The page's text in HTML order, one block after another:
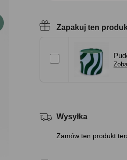
Zapakuj ten
Wysyłka
Zamów ten produkt